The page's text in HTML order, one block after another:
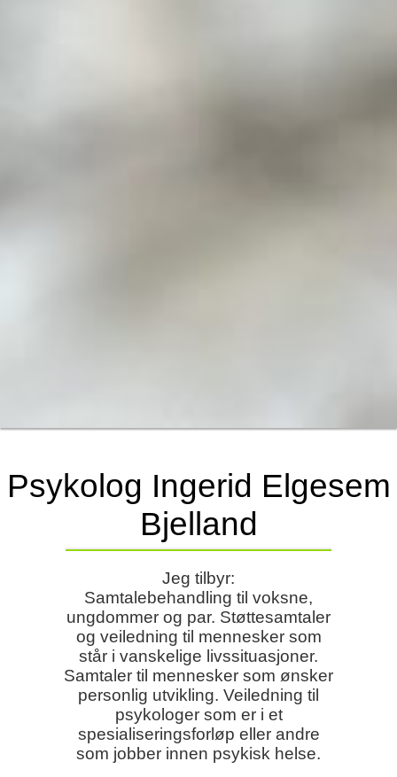
Psykolog Ingerid Elgesem
Bjelland
Jeg tilbyr:
Samtalebehandling til voksne,
ungdommer og par. Støttesamtaler
og veiledning til mennesker som
står i vanskelige livssituasjoner.
Samtaler til mennesker som ønsker
personlig utvikling. Veiledning til
psykologer som er i et
spesialiseringsforløp eller andre
som jobber innen psykisk helse.